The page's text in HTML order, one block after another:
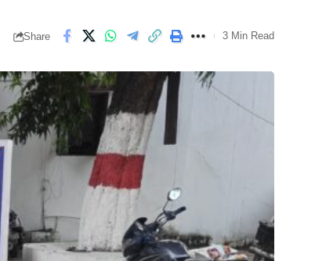
Share 3 Min Read